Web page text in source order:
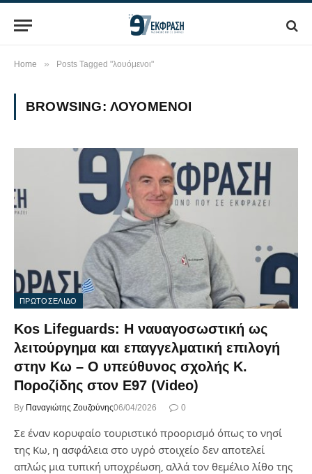
Home » Posts Tagged "λουόμενοι"
BROWSING: ΛΟΥΌΜΕΝΟΙ
ΠΡΩΤΟΣΕΛΙΔΟ
Kos Lifeguards: Η ναυαγοσωστική ως
λειτούργημα και επαγγελματική επιλογή
στην Κω – O υπεύθυνος σχολής Κ.
Ποροζίδης στον Ε97 (Video)
By Παναγιώτης Ζουζούνης06/04/2026 0
Σε έναν κορυφαίο τουριστικό προορισμό όπως το νησί
της Κω, η ασφάλεια στο υγρό στοιχείο δεν αποτελεί
απλώς μια τυπική υποχρέωση, αλλά τον θεμέλιο λίθο της